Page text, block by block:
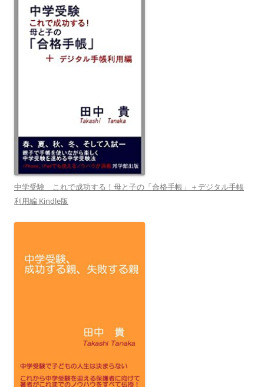
中学受験 これで成功する！母と子の「合格手帳」＋デジタル手帳
利用編 Kindle版